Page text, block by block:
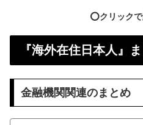
⭕️クリック
『海外在住日本人』
金融機関関連のまとめ